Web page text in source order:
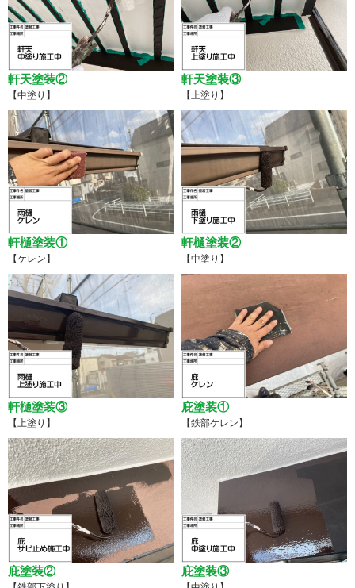
軒天塗装②
【中塗り】
軒天塗装③
【上塗り】
軒樋塗装①
【ケレン】
軒樋塗装②
【中塗り】
軒樋塗装③
【上塗り】
庇塗装①
【鉄部ケレン】
庇塗装② 庇塗装③